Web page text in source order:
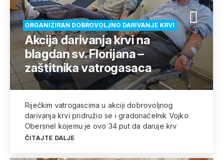
ORGANIZIRAN DOBROVOLJNO DARIVANJE KRVI
Akcija darivanja krvi na
blagdan sv. Florijana –
zaštitnika vatrogasaca
Riječkim vatrogascima u akciji dobrovoljnog
darivanja krvi pridružio se i gradonačelnik Vojko
Obersnel kojemu je ovo 34 put da daruje krv
ČITAJTE DALJE